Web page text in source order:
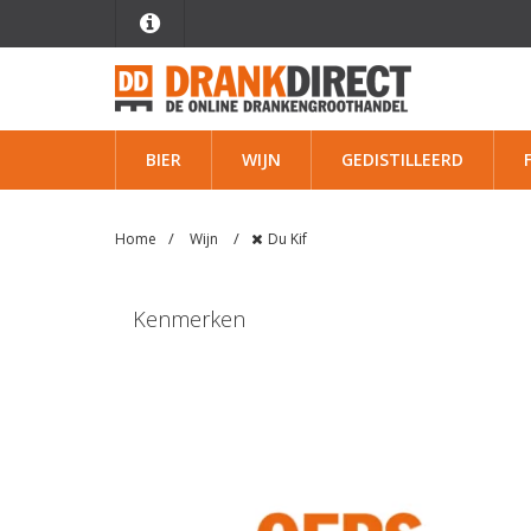
BIER WIJN GEDISTILLEERD
Home Wijn Du Kif
Kenmerken